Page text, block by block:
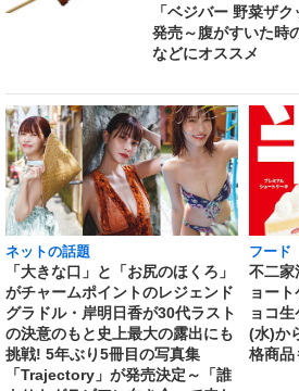
「ベジバー 野菜ザ
発売～腹がすいた時
などにオススメ
ネットの話題
「大きな口」と「お尻のほくろ」
がチャームポイントのレジェンド
グラドル・岸明日香が30代ラスト
の決意のもと史上最大の露出にも
挑戦! 5年ぶり5冊目の写真集
「Trajectory」が発売決定～「誰
フード
不二家
ョー
ョコ
(水)か
格商品